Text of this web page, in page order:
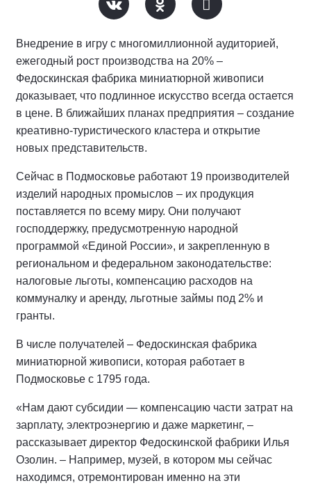
Внедрение в игру с многомиллионной аудиторией,
ежегодный рост производства на 20% –
Федоскинская фабрика миниатюрной живописи
доказывает, что подлинное искусство всегда остается
в цене. В ближайших планах предприятия – создание
креативно-туристического кластера и открытие
новых представительств.
Сейчас в Подмосковье работают 19 производителей
изделий народных промыслов – их продукция
поставляется по всему миру. Они получают
господдержку, предусмотренную народной
программой «Единой России», и закрепленную в
региональном и федеральном законодательстве:
налоговые льготы, компенсацию расходов на
коммуналку и аренду, льготные займы под 2% и
гранты.
В числе получателей – Федоскинская фабрика
миниатюрной живописи, которая работает в
Подмосковье с 1795 года.
«Нам дают субсидии — компенсацию части затрат на
зарплату, электроэнергию и даже маркетинг, –
рассказывает директор Федоскинской фабрики Илья
Озолин. – Например, музей, в котором мы сейчас
находимся, отремонтирован именно на эти